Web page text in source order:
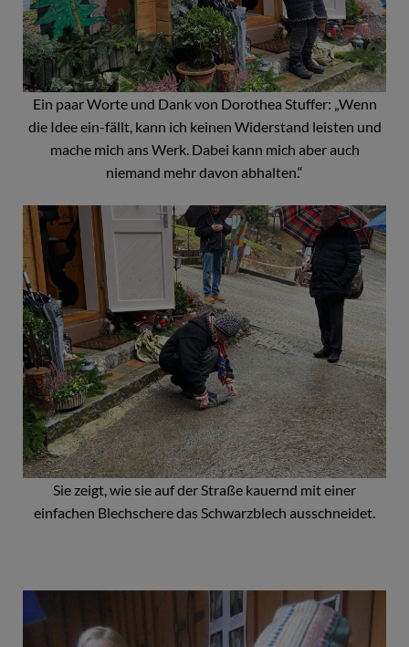
Ein paar Worte und Dank von Dorothea Stuffer: „Wenn
die Idee ein-fällt, kann ich keinen Widerstand leisten und
mache mich ans Werk. Dabei kann mich aber auch
niemand mehr davon abhalten.“
Sie zeigt, wie sie auf der Straße kauernd mit einer
einfachen Blechschere das Schwarzblech ausschneidet.